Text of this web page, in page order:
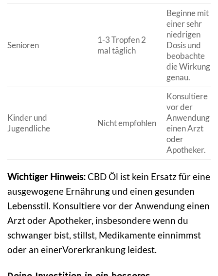
Senioren
1-3 Tropfen 2
mal täglich
Beginne mit
einer sehr
niedrigen
Dosis und
beobachte
die Wirkung
genau.
Kinder und
Jugendliche
Nicht empfohlen
Konsultiere
vor der
Anwendung
einen Arzt
oder
Apotheker.
Wichtiger Hinweis:CBD Öl ist kein Ersatz für eine
ausgewogene Ernährung und einen gesunden
Lebensstil. Konsultiere vor der Anwendung einen
Arzt oder Apotheker, insbesondere wenn du
schwanger bist, stillst, Medikamente einnimmst
oder an einerVorerkrankung leidest.